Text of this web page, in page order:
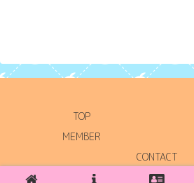
TOP
MEMBER
CONTACT